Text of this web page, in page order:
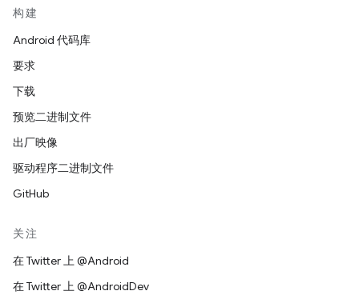
构建
Android 代码库
要求
下载
预览二进制文件
出厂映像
驱动程序二进制文件
GitHub
关注
在 Twitter 上 @Android
在 Twitter 上 @AndroidDev